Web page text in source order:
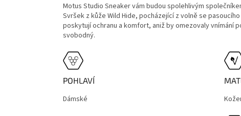
Motus Studio Sneaker vám budou spolehlivým
Svršek z kůže Wild Hide, pocházející z volně se
poskytují ochranu a komfort, aniž by omezovaly vnímání
svobodný.
POHLAVÍ
Dámské